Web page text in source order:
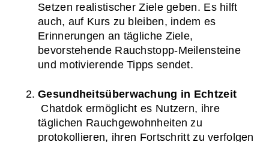
Setzen realistischer Ziele geben. Es hilft
auch, auf Kurs zu bleiben, indem es
Erinnerungen an tägliche Ziele,
bevorstehende Rauchstopp-Meilensteine
und motivierende Tipps sendet.
Gesundheitsüberwachung in Echtzeit
täglichen Rauchgewohnheiten zu
protokollieren, ihren Fortschritt zu verfolgen